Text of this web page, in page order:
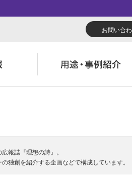
お問い合
閉じる
閉じる
閉じる
報誌『理想の詩』。
独創を紹介する企画などで構成しています。